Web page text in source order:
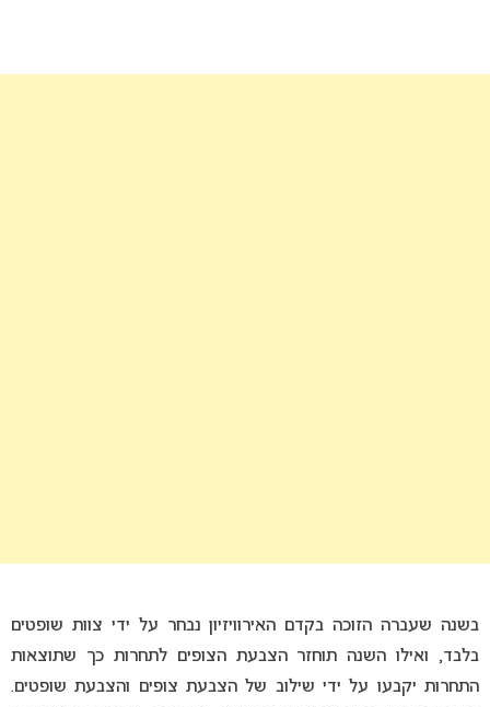
בשנה שעברה הזוכה בקדם האירוויזיון נבחר על ידי צוות שופטים
בלבד, ואילו השנה תוחזר הצבעת הצופים לתחרות כך שתוצאות
התחרות יקבעו על ידי שילוב של הצבעת צופים והצבעת שופטים.